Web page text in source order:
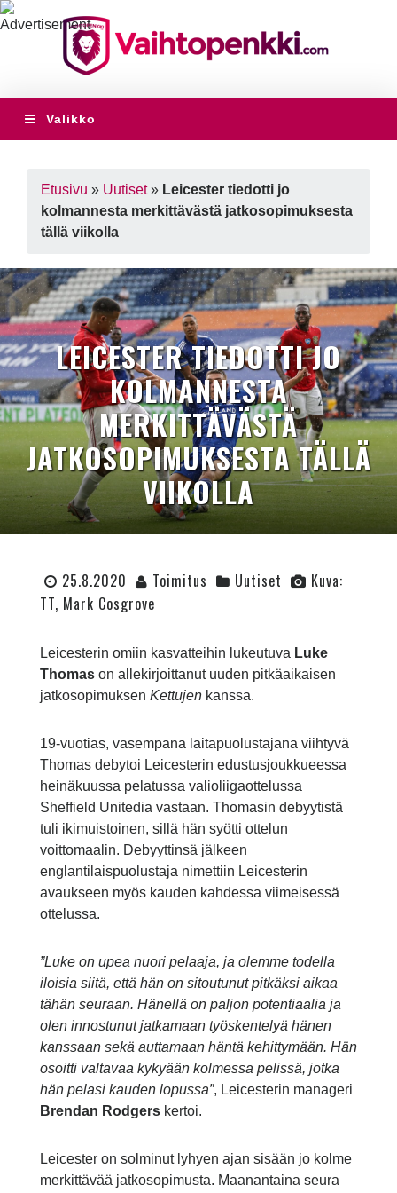
Valikko
Etusivu » Uutiset» Leicester tiedotti jo
kolmannesta merkittävästä jatkosopimuksesta
tällä viikolla
LEICESTER TIEDOTTI JO
KOLMANNESTA
MERKITTÄVÄSTÄ
JATKOSOPIMUKSESTA TÄLLÄ
VIIKOLLA
25.8.2020 Toimitus Uutiset
Kuva:
TT, Mark Cosgrove
Leicesterin omiin kasvatteihin lukeutuva Luke
Thomason allekirjoittanut uuden pitkäaikaisen
jatkosopimuksen Kettujenkanssa.
19-vuotias, vasempana laitapuolustajana viihtyvä
Thomas debytoi Leicesterin edustusjoukkueessa
heinäkuussa pelatussa valioliigaottelussa
Sheffield Unitedia vastaan. Thomasin debyytistä
tuli ikimuistoinen, sillä hän syötti ottelun
voittomaalin. Debyyttinsä jälkeen
englantilaispuolustaja nimettiin Leicesterin
avaukseen myös kauden kahdessa viimeisessä
ottelussa.
”Luke on upea nuori pelaaja, ja olemme todella
iloisia siitä, että hän on sitoutunut pitkäksi aikaa
tähän seuraan. Hänellä on paljon potentiaalia ja
olen innostunut jatkamaan työskentelyä hänen
kanssaan sekä auttamaan häntä kehittymään. Hän
osoitti valtavaa kykyään kolmessa pelissä, jotka
hän pelasi kauden lopussa”, Leicesterin manageri
Brendan Rodgerskertoi.
Leicester on solminut lyhyen ajan sisään jo kolme
merkittävää jatkosopimusta. Maanantaina seura